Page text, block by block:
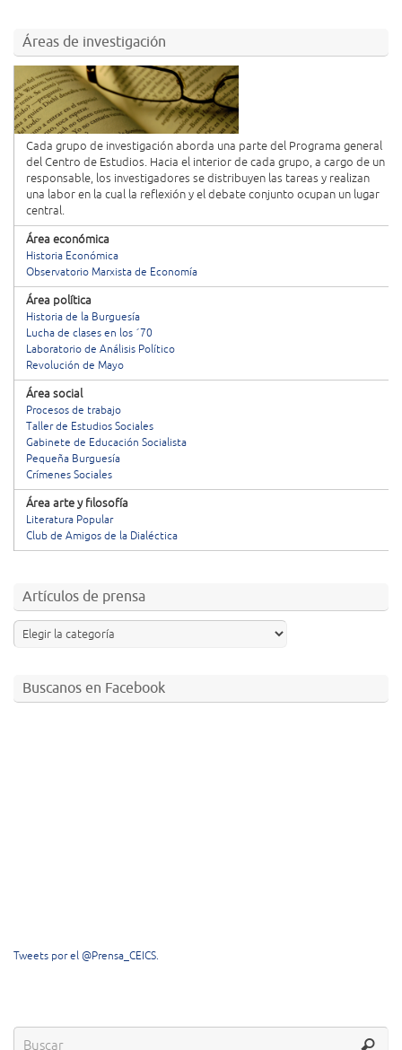
Áreas de investigación
Cada grupo de investigación aborda una parte del Programa general
del Centro de Estudios. Hacia el interior de cada grupo, a cargo de un
responsable, los investigadores se distribuyen las tareas y realizan
una labor en la cual la reflexión y el debate conjunto ocupan un lugar
central.
Área económica
Historia Económica
Observatorio Marxista de Economía
Área política
Historia de la Burguesía
Lucha de clases en los ´70
Laboratorio de Análisis Político
Revolución de Mayo
Área social
Procesos de trabajo
Taller de Estudios Sociales
Gabinete de Educación Socialista
Pequeña Burguesía
Crímenes Sociales
Área arte y filosofía
Literatura Popular
Club de Amigos de la Dialéctica
Artículos de prensa
Buscanos en Facebook
Tweets por el @Prensa_CEICS.